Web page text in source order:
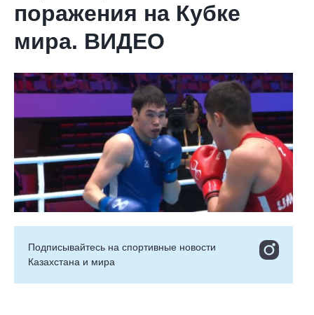
поражения на Кубке
мира. ВИДЕО
Подписывайтесь на cпортивные новости
Казахстана и мира